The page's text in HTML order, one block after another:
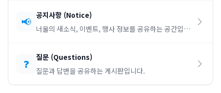
📢 공지사항 (Notice)
너울의 새소식, 이벤트, 행사 정보를 공유하는 공간입니
❓ 질문 (Questions)
질문과 답변을 공유하는 게시판입니다.